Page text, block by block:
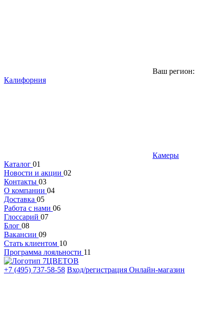
Ваш регион:
Калифорния
Камеры
Каталог 01
Новости и акции 02
Контакты 03
О компании 04
Доставка 05
Работа с нами 06
Глоссарий 07
Блог 08
Вакансии 09
Стать клиентом 10
Программа лояльности 11
+7 (495) 737-58-58 Вход/регистрация Онлайн-магазин